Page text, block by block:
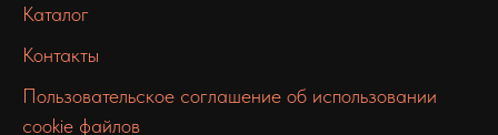
Каталог
Контакты
Пользовательское соглашение об использовании
cookie файлов